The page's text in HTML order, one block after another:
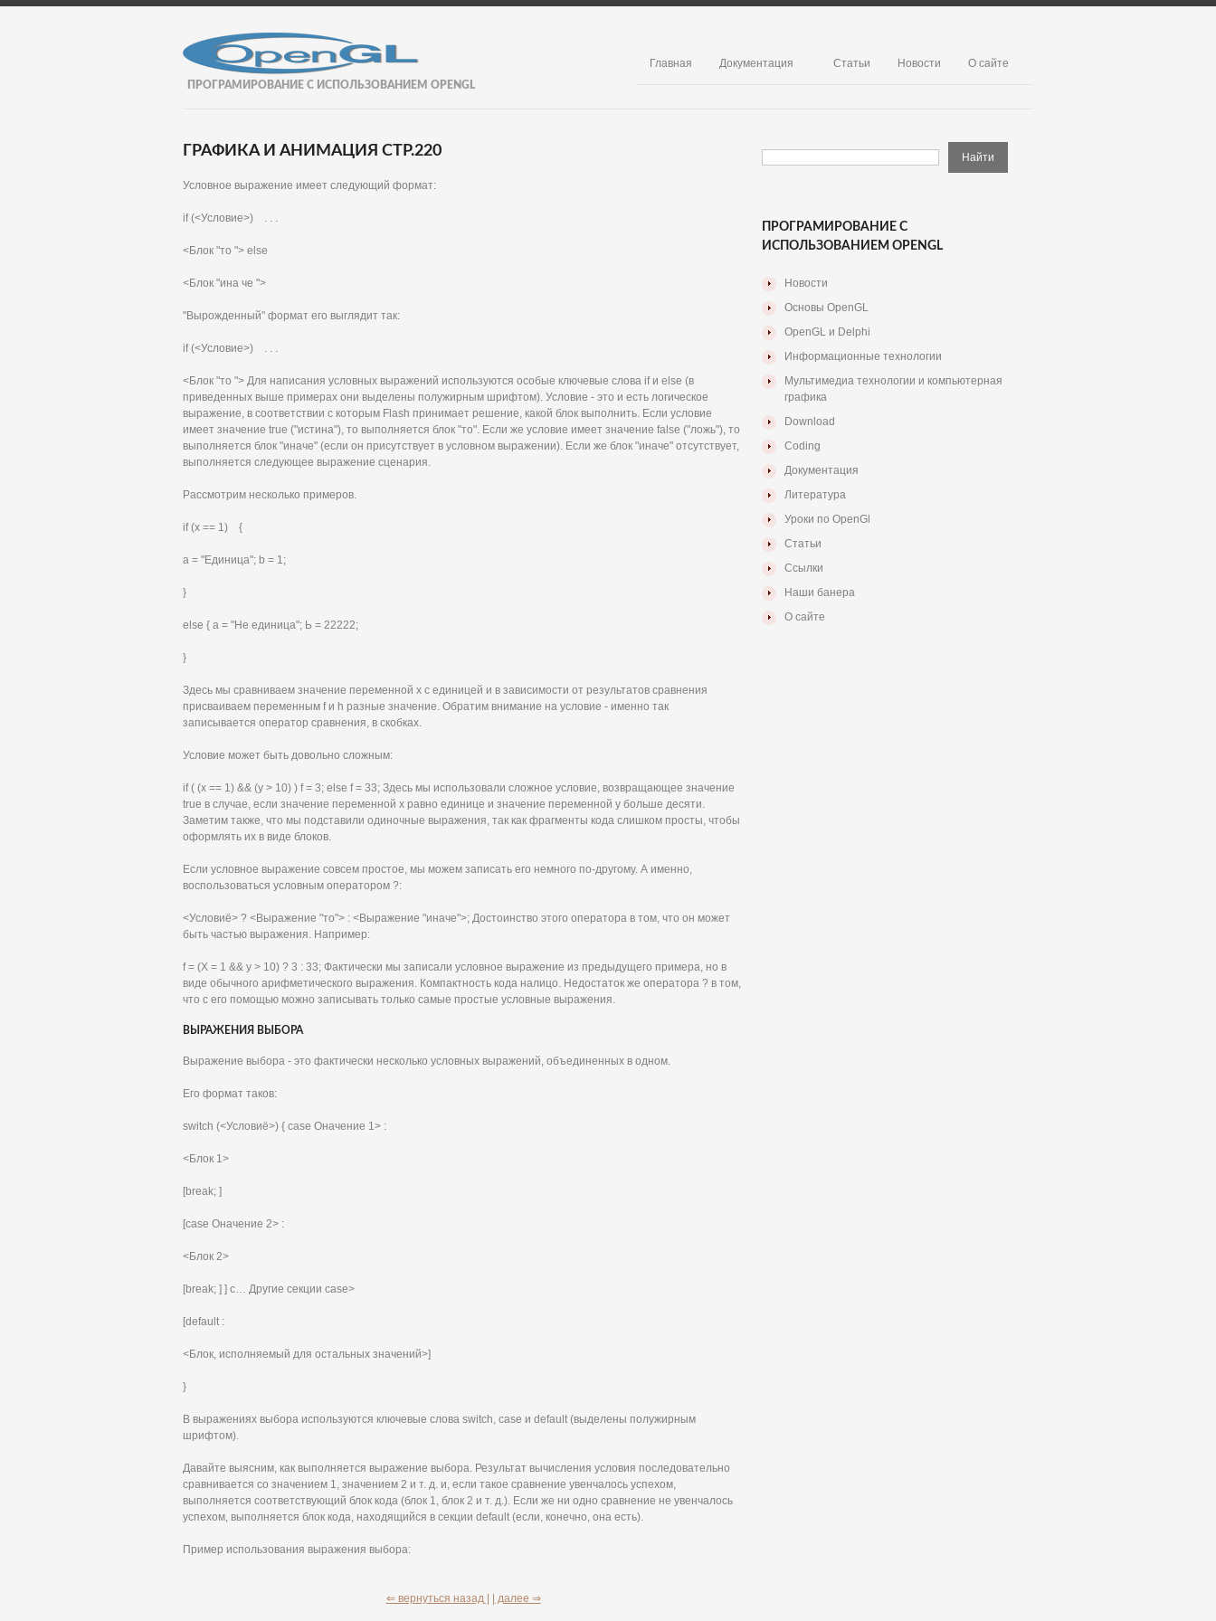
ПРОГРАМИРОВАНИЕ С ИСПОЛЬЗОВАНИЕМ OPENGL
Главная Документация Статьи Новости О сайте
ГРАФИКА И АНИМАЦИЯ СТР.220
Условное выражение имеет следующий формат:
if (<Условие>) . . .
<Блок "то "> else
<Блок "ина че ">
"Вырожденный" формат его выглядит так:
if (<Условие>) . . .
<Блок "то "> Для написания условных выражений используются особые ключевые слова if и else (в
приведенных выше примерах они выделены полужирным шрифтом). Условие - это и есть логическое
выражение, в соответствии с которым Flash принимает решение, какой блок выполнить. Если условие
имеет значение true ("истина"), то выполняется блок "то". Если же условие имеет значение false ("ложь"), то
выполняется блок "иначе" (если он присутствует в условном выражении). Если же блок "иначе" отсутствует,
выполняется следующее выражение сценария.
Рассмотрим несколько примеров.
if (х == 1) {
а = "Единица"; b = 1;
}
else { а = "Не единица"; Ь = 22222;
}
Здесь мы сравниваем значение переменной х с единицей и в зависимости от результатов сравнения
присваиваем переменным f и h разные значение. Обратим внимание на условие - именно так
записывается оператор сравнения, в скобках.
Условие может быть довольно сложным:
if ( (х == 1) && (у > 10) ) f = 3; else f = 33; Здесь мы использовали сложное условие, возвращающее значение
true в случае, если значение переменной х равно единице и значение переменной у больше десяти.
Заметим также, что мы подставили одиночные выражения, так как фрагменты кода слишком просты, чтобы
оформлять их в виде блоков.
Если условное выражение совсем простое, мы можем записать его немного по-другому. А именно,
воспользоваться условным оператором ?:
<Условиё> ? <Выражение "то"> : <Выражение "иначе">; Достоинство этого оператора в том, что он может
быть частью выражения. Например:
f = (X = 1 && у > 10) ? 3 : 33; Фактически мы записали условное выражение из предыдущего примера, но в
виде обычного арифметического выражения. Компактность кода налицо. Недостаток же оператора ? в том,
что с его помощью можно записывать только самые простые условные выражения.
ВЫРАЖЕНИЯ ВЫБОРА
Выражение выбора - это фактически несколько условных выражений, объединенных в одном.
Его формат таков:
switch (<Условиё>) { case Оначение 1> :
<Блок 1>
[break; ]
[case Оначение 2> :
<Блок 2>
[break; ] ] с… Другие секции case>
[default :
<Блок, исполняемый для остальных значений>]
}
В выражениях выбора используются ключевые слова switch, case и default (выделены полужирным
шрифтом).
Давайте выясним, как выполняется выражение выбора. Результат вычисления условия последовательно
сравнивается со значением 1, значением 2 и т. д. и, если такое сравнение увенчалось успехом,
выполняется соответствующий блок кода (блок 1, блок 2 и т. д.). Если же ни одно сравнение не увенчалось
успехом, выполняется блок кода, находящийся в секции default (если, конечно, она есть).
Пример использования выражения выбора:
⇐ вернуться назад | | далее ⇒
ПРОГРАМИРОВАНИЕ С
ИСПОЛЬЗОВАНИЕМ OPENGL
Новости
Основы OpenGL
OpenGL и Delphi
Информационные технологии
Мультимедиа технологии и компьютерная
графика
Download
Coding
Документация
Литература
Уроки по OpenGl
Статьи
Ссылки
Наши банера
О сайте